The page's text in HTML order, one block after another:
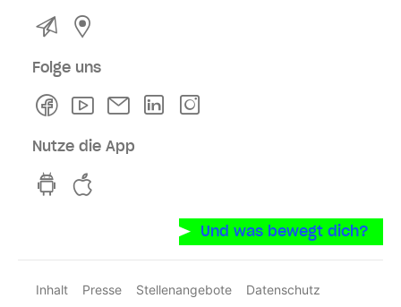
Kontakt
Folge uns
FacebookYoutubeNewsletterLinkedln
Nutze die App
hvv switch App auf GooglePlay
Und was bewegt dich?
Inhalt Presse Stellenangebote
Datenschutz